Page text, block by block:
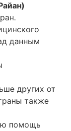
данным
других от
также
помощь